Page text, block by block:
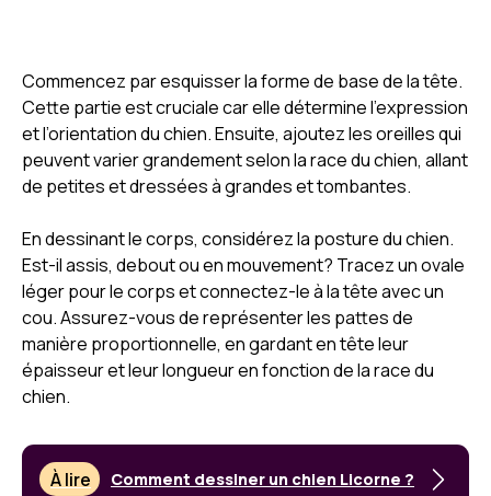
Commencez par esquisser la forme de base de la tête.
Cette partie est cruciale car elle détermine l’expression
et l’orientation du chien. Ensuite, ajoutez les oreilles qui
peuvent varier grandement selon la race du chien, allant
de petites et dressées à grandes et tombantes.
En dessinant le corps, considérez la posture du chien.
Est-il assis, debout ou en mouvement? Tracez un ovale
léger pour le corps et connectez-le à la tête avec un
cou. Assurez-vous de représenter les pattes de
manière proportionnelle, en gardant en tête leur
épaisseur et leur longueur en fonction de la race du
chien.
À lire Comment dessiner un chien Licorne ?